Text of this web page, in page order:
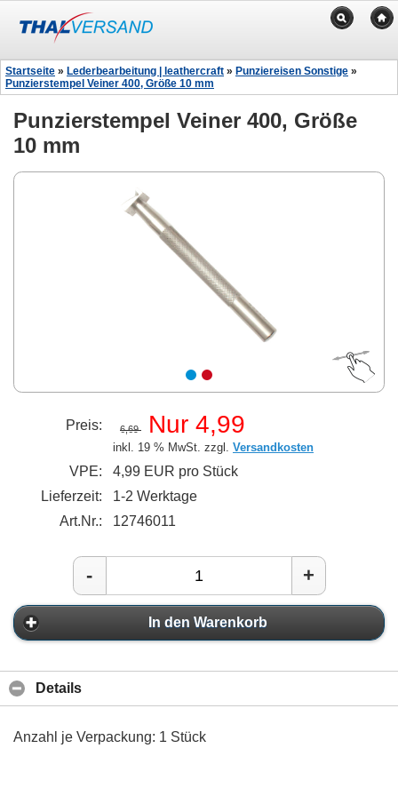
Startseite » Lederbearbeitung | leathercraft » Punziereisen Sonstige »
Punzierstempel Veiner 400, Größe 10 mm
Punzierstempel Veiner 400, Größe
10 mm
Preis: 6,69 Nur 4,99
inkl. 19 % MwSt. zzgl. Versandkosten
VPE:
4,99 EUR pro Stück
Lieferzeit:
1-2 Werktage
Art.Nr.:
12746011
- +
In den Warenkorb
Details
Anzahl je Verpackung: 1 Stück